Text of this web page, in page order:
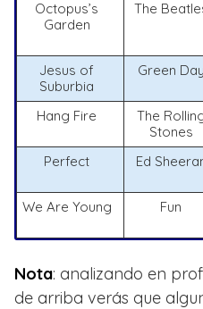
Octopus’s
Garden
The
Jesus of
Suburbia
Green Day
Hang Fire
The
Stones
Perfect
Ed
We Are Young
Fun
Nota: analizando en
de arriba verás que